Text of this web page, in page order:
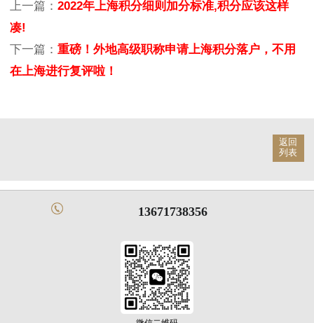
上一篇： 2022年上海积分细则加分标准,积分应该这样
凑!
下一篇： 重磅！外地高级职称申请上海积分落户，不用
在上海进行复评啦！
返回
列表
13671738356